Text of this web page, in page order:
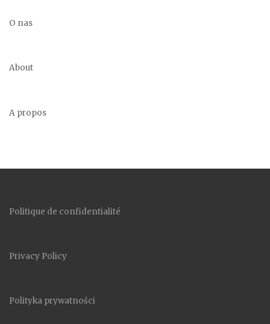
O nas
About
A propos
Politique de confidentialité
Privacy Policy
Polityka prywatności